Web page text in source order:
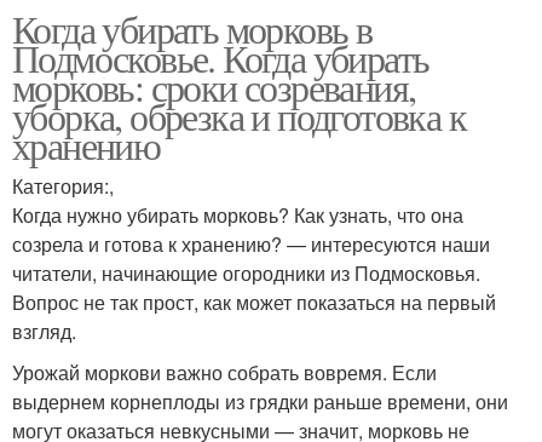
Когда убирать морковь в
Подмосковье. Когда убирать
морковь: сроки созревания,
уборка, обрезка и подготовка к
хранению
Категория:,
Когда нужно убирать морковь? Как узнать, что она
созрела и готова к хранению? — интересуются наши
читатели, начинающие огородники из Подмосковья.
Вопрос не так прост, как может показаться на первый
взгляд.
Урожай моркови важно собрать вовремя. Если
выдернем корнеплоды из грядки раньше времени, они
могут оказаться невкусными — значит, морковь не